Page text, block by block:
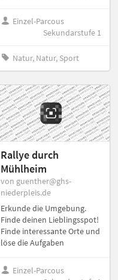
Einzel-Parcous
Sekundarstufe 1
Natur, Natur, Sport
Rallye durch
Mühlheim
von guenther@ghs-
niederpleis.de
Erkunde die Umgebung.
Finde deinen Lieblingsspot!
Finde interessante Orte und
löse die Aufgaben
Einzel-Parcous